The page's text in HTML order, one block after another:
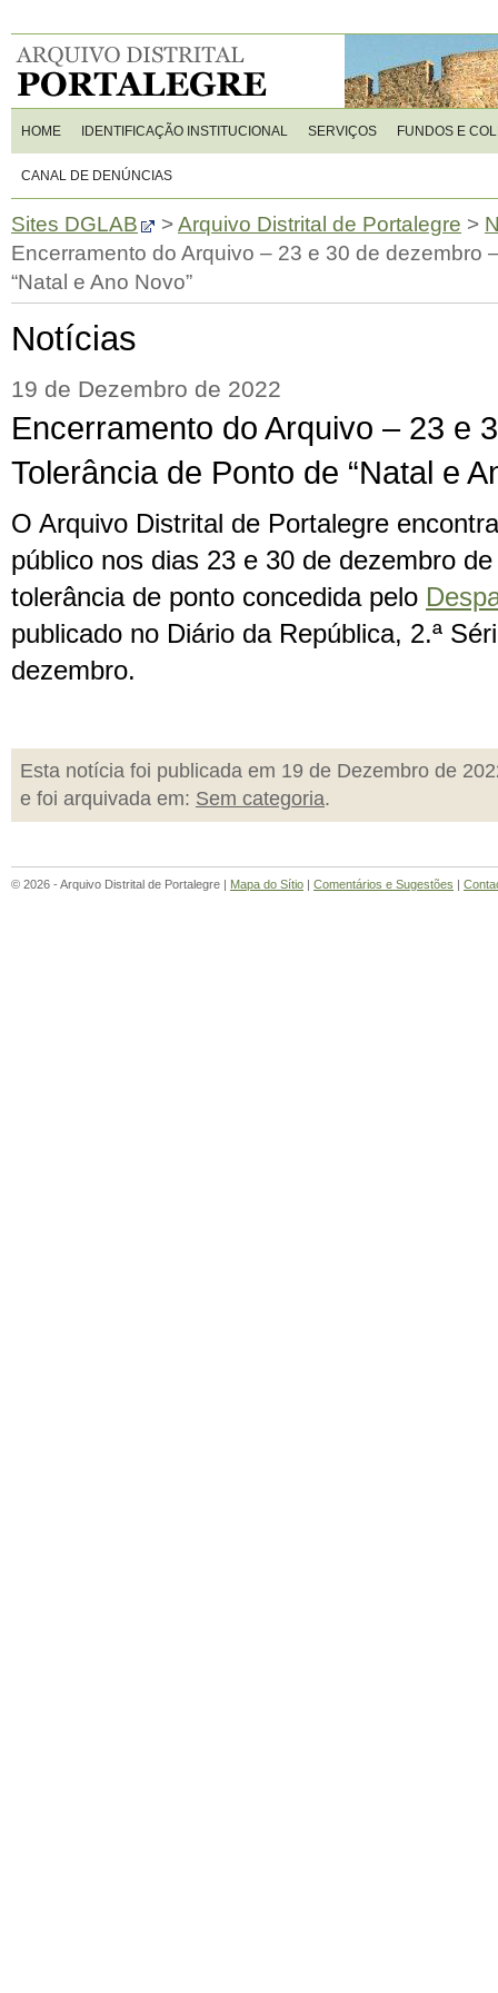
HOME IDENTIFICAÇÃO INSTITUCIONAL SERVIÇOS FUNDOS E
CANAL DE DENÚNCIAS
Sites DGLAB >Arquivo Distrital de Portalegre >
Encerramento do Arquivo – 23 e 30 de dezembro
“Natal e Ano Novo”
Notícias
19 de Dezembro de 2022
Encerramento do Arquivo – 23 e
Tolerância de Ponto de “Natal e
O Arquivo Distrital de Portalegre
público nos dias 23 e 30 de dezembro
tolerância de ponto concedida pelo
publicado no Diário da República, 2.ª
dezembro.
Esta notícia foi publicada em 19 de Dezembro de
e foi arquivada em: Sem categoria.
© 2026 - Arquivo Distrital de Portalegre | Mapa do Sítio Comentários e Sugestões